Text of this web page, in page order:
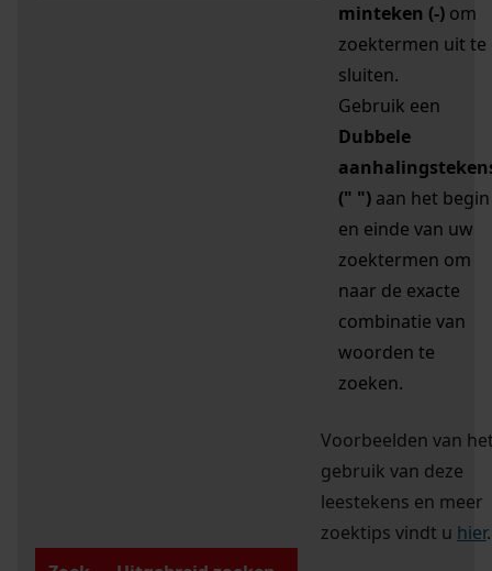
minteken (-) om
zoektermen uit te
sluiten.
Gebruik een
Dubbele
(" ") aan het begin
en einde van uw
zoektermen om
naar de exacte
combinatie van
woorden te
zoeken.
Voorbeelden van
gebruik van deze
leestekens en meer
zoektips vindt u hier.